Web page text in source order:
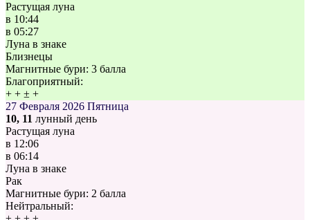
Растущая луна
в 10:44
в 05:27
Луна в знаке
Близнецы
Магнитные бури: 3 балла
Благоприятный:
+ + ± +
27 Февраля 2026 Пятница
10, 11 лунный день
Растущая луна
в 12:06
в 06:14
Луна в знаке
Рак
Магнитные бури: 2 балла
Нейтральный: